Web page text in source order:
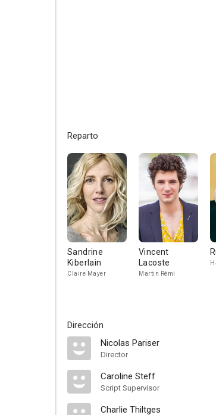
Reparto
Sandrine
Kiberlain
Claire Mayer
Vincent
Lacoste
Martin Rémi
Dirección
Nicolas Pariser
Director
Caroline Steff
Script Supervisor
Charlie Thiltges